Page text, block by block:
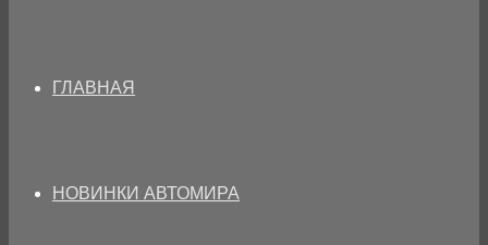
ГЛАВНАЯ
НОВИНКИ АВТОМИРА